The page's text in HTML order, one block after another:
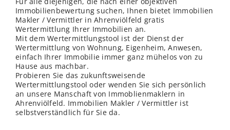
Immobilienbewertung suchen, Ihnen bietet Immobilien
Makler / Vermittler in Ahrenviölfeld gratis
Wertermittlung Ihrer Immobilien an.
Mit dem Wertermittlungstool ist der Dienst der
Wertermittlung von Wohnung, Eigenheim, Anwesen,
einfach Ihrer Immobilie immer ganz mühelos von zu
Hause aus machbar.
Probieren Sie das zukunftsweisende
Wertermittlungstool oder wenden Sie sich persönlich
an unsere Manschaft von Immoblienmaklern in
Ahrenviölfeld. Immobilien Makler / Vermittler ist
selbstverständlich für Sie da.